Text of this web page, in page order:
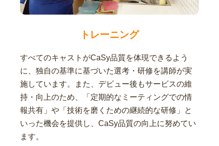
トレーニング
すべてのキャストがCaSy品質を体現できるよう
に、独自の基準に基づいた選考・研修を講師が実
施しています。また、デビュー後もサービスの維
持・向上のため、「定期的なミーティングでの情
報共有」や「技術を磨くための継続的な研修」と
いった機会を提供し、CaSy品質の向上に努めてい
ます。